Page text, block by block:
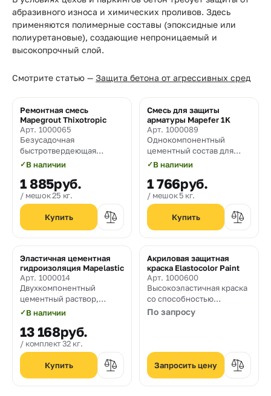
абразивного износа и химических проливов. Здесь
применяются полимерные составы (эпоксидные или
полиуретановые), создающие непроницаемый и
высокопрочный слой.
Смотрите статью — Защита бетона от агрессивных сред
Хит
Ремонтная смесь
Mapegrout Thixotropic
Арт. 1000065
Безусадочная
быстротвердеющая
ремонтная смесь
содержащая полимерную
фибру, предназначенная
для ремонта бетонных и
железобетонных
конструкций.
Максимальная крупность
заполнителя 3 мм.
Толщина нанесения от 10
до 70 мм. за слой.
✓В наличии
1 885руб.
мешок 25 кг.
Хит
Смесь для защиты
арматуры Mapefer 1K
Арт. 1000089
Однокомпонентный
цементный состав для
защиты арматурных
✓В наличии
1 766руб.
мешок 5 кг.
Хит
Эластичная цементная
гидроизоляция Mapelastic
Арт. 1000014
Двухкомпонентный
цементный раствор,
эластичный до -20°С, для
поверхностей и
гидроизоляции балконов,
террас, ванных комнат,
душевых и плавательных
бассейнов
✓В наличии
13 168руб.
комплект 32 кг.
Акриловая защитная
краска Elastocolor Paint
Арт. 1000600
Высокоэластичная краска
со способностью
перекрывать трещины.
По запросу
Запросить цену